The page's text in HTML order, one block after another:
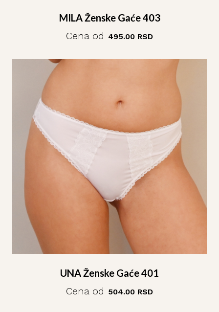
MILA Ženske Gaće 403
Cena od 495.00 RSD
UNA Ženske Gaće 401
Cena od 504.00 RSD